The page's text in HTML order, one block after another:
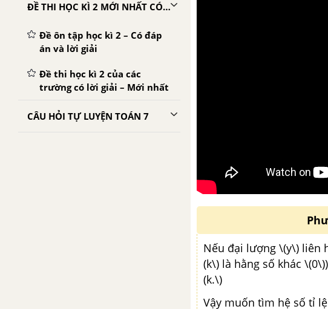
ĐỀ THI HỌC KÌ 2 MỚI NHẤT CÓ LỜI GIẢI
Đề ôn tập học kì 2 – Có đáp
án và lời giải
Đề thi học kì 2 của các
trường có lời giải – Mới nhất
CÂU HỎI TỰ LUYỆN TOÁN 7
Nếu đại lượng \(y\) liên
(k\) là hằng số khác
(k.\)
Vậy muốn tìm hệ số tỉ